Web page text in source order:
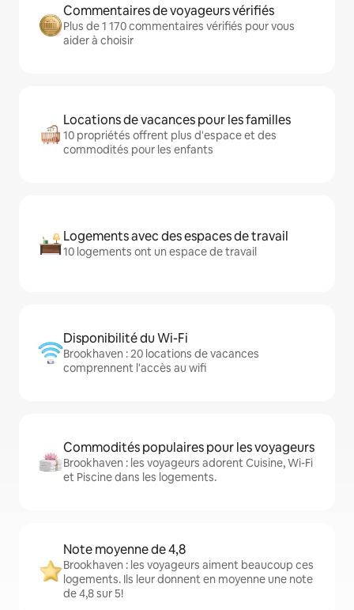
Commentaires de voyageurs vérifiés
Plus de 1 170 commentaires vérifiés pour vous
aider à choisir
Locations de vacances pour les familles
10 propriétés offrent plus d'espace et des
commodités pour les enfants
Logements avec des espaces de travail
10 logements ont un espace de travail
Disponibilité du Wi-Fi
Brookhaven : 20 locations de vacances
comprennent l'accès au wifi
Commodités populaires pour les voyageurs
Brookhaven : les voyageurs adorent Cuisine, Wi-Fi
et Piscine dans les logements.
Note moyenne de 4,8
Brookhaven : les voyageurs aiment beaucoup ces
logements. Ils leur donnent en moyenne une note
de 4,8 sur 5!